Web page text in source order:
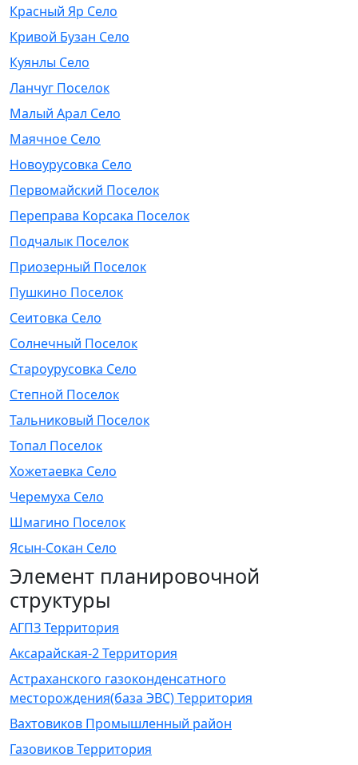
Красный Яр Село
Кривой Бузан Село
Куянлы Село
Ланчуг Поселок
Малый Арал Село
Маячное Село
Новоурусовка Село
Первомайский Поселок
Переправа Корсака Поселок
Подчалык Поселок
Приозерный Поселок
Пушкино Поселок
Сеитовка Село
Солнечный Поселок
Староурусовка Село
Степной Поселок
Тальниковый Поселок
Топал Поселок
Хожетаевка Село
Черемуха Село
Шмагино Поселок
Ясын-Сокан Село
Элемент планировочной
структуры
АГПЗ Территория
Аксарайская-2 Территория
Астраханского газоконденсатного
месторождения(база ЭВС) Территория
Вахтовиков Промышленный район
Газовиков Территория